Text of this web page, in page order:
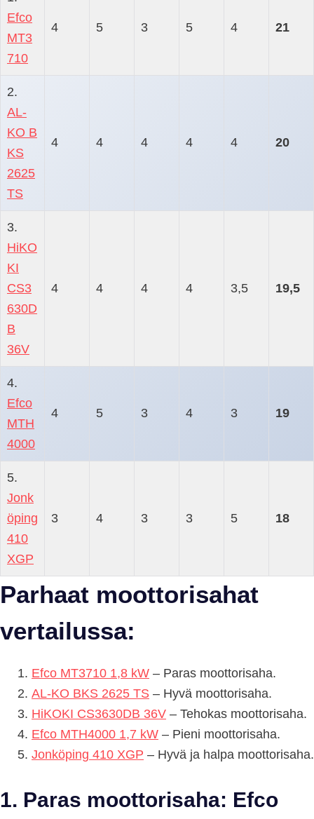
Efco
MT3
710
4 5 3 5 4 21
2.
AL-
KO B
KS
2625
TS
4 4 4 4 4 20
3.
HiKO
KI
CS3
630D
B
36V
4 4 4 4 3,5 19,5
4.
Efco
MTH
4000
4 5 3 4 3 19
5.
Jonk
öping
410
XGP
3 4 3 3 5 18
Parhaat moottorisahat
vertailussa:
Efco MT3710 1,8 kW – Paras moottorisaha.
AL-KO BKS 2625 TS – Hyvä moottorisaha.
HiKOKI CS3630DB 36V – Tehokas moottorisaha.
Efco MTH4000 1,7 kW – Pieni moottorisaha.
Jonköping 410 XGP – Hyvä ja halpa moottorisaha.
1. Paras moottorisaha: Efco